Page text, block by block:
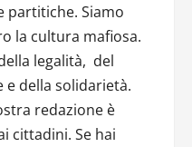
partitiche. Siamo
la cultura mafiosa.
legalità, del
e della solidarietà.
redazione è
cittadini. Se hai